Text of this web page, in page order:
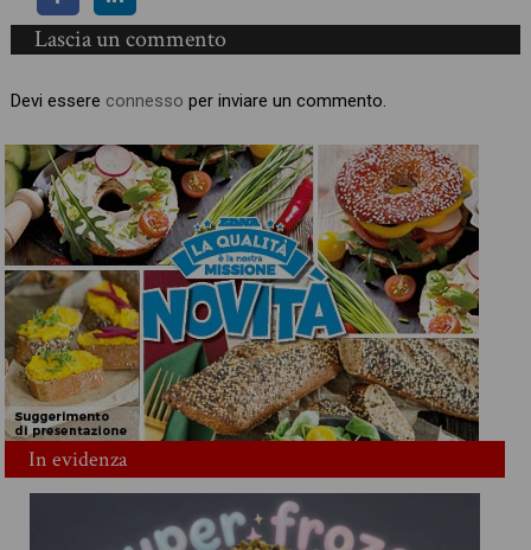
Lascia un commento
Devi essere connesso per inviare un commento.
In evidenza